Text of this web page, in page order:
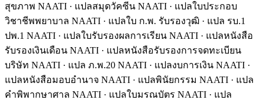
สุขภาพ NAATI · แปลสมุดวัคซีน NAATI · แปลใบประกอบ
วิชาชีพพยาบาล NAATI · แปลใบ ก.พ. รับรองวุฒิ · แปล รบ.1
ปพ.1 NAATI · แปลใบรับรองผลการเรียน NAATI · แปลหนังสือ
รับรองเงินเดือน NAATI · แปลหนังสือรับรองการจดทะเบียน
บริษัท NAATI · แปล ภ.พ.20 NAATI · แปลงบการเงิน NAATI ·
แปลหนังสือมอบอำนาจ NAATI · แปลพินัยกรรม NAATI · แปล
คำพิพากษาศาล NAATI · แปลใบมรณบัตร NAATI · แปล